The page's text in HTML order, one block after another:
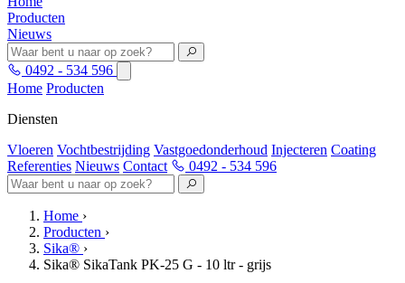
Producten
Nieuws
0492 - 534 596
Home Producten
Diensten
Vloeren Vochtbestrijding Vastgoedonderhoud Injecteren Coating
Referenties Nieuws Contact 0492 - 534 596
Home ›
Producten ›
Sika® ›
Sika® SikaTank PK-25 G - 10 ltr - grijs